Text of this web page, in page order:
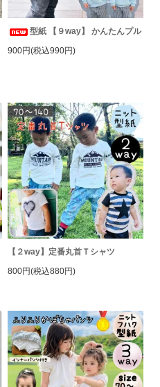
型紙 【９way】 かんたんプル
900円(税込990円)
【２way】定番丸首Ｔシャツ
800円(税込880円)